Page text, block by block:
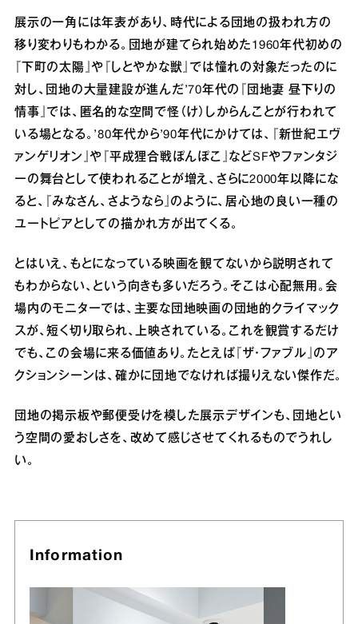
展示の一角には年表があり、時代による団地の扱われ方の
移り変わりもわかる。団地が建てられ始めた1960年代初めの
『下町の太陽』や『しとやかな獣』では憧れの対象だったのに
対し、団地の大量建設が進んだ’70年代の『団地妻 昼下りの
情事』では、匿名的な空間で怪（け）しからんことが行われて
いる場となる。’80年代から’90年代にかけては、『新世紀エヴ
ァンゲリオン』や『平成狸合戦ぽんぽこ』などSFやファンタジ
ーの舞台として使われることが増え、さらに2000年以降にな
ると、『みなさん、さようなら』のように、居心地の良い一種の
ユートピアとしての描かれ方が出てくる。
とはいえ、もとになっている映画を観てないから説明されて
もわからない、という向きも多いだろう。そこは心配無用。会
場内のモニターでは、主要な団地映画の団地的クライマック
スが、短く切り取られ、上映されている。これを観賞するだけ
でも、この会場に来る価値あり。たとえば『ザ・ファブル』のア
クションシーンは、確かに団地でなければ撮りえない傑作だ。
団地の掲示板や郵便受けを模した展示デザインも、団地とい
う空間の愛おしさを、改めて感じさせてくれるものでうれし
い。
Information